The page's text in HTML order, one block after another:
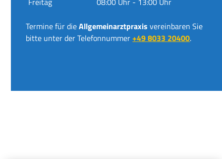
Termine für dieAllgemeinarztpraxis vereinbaren Sie
bitte unter der Telefonnummer+49 8033 20400.